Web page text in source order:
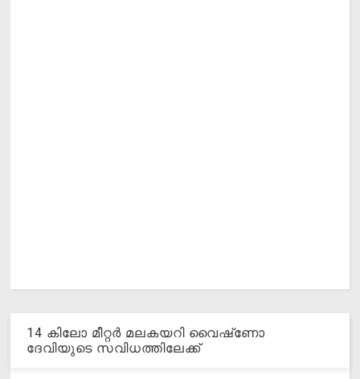
14 കിലോ മീറ്റര്‍ മലകയറി വൈഷ്‌ണോ
ദേവിയുടെ സവിധത്തിലേക്ക്